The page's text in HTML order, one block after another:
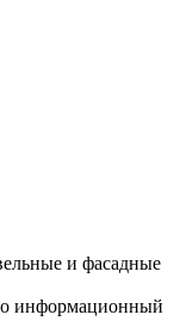
и фасадные
информационный